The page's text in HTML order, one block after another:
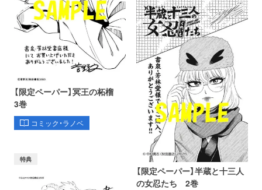
【限定ペーパー】冥王の柘榴
3巻
コミック・ラノベ
【限定ペーパー】半蔵と十三人
の女忍たち 2巻
特典